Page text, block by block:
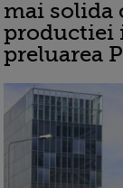
mai solida
productiei
preluarea